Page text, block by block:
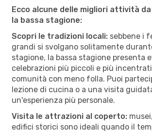
Ecco alcune delle migliori attività
la bassa stagione:
Scopri le tradizioni locali: sebbene i
grandi si svolgano solitamente
stagione, la bassa stagione presenta
celebrazioni più piccoli e più
comunità con meno folla. Puoi
lezione di cucina o a una visita
un'esperienza più personale.
Visita le attrazioni al coperto:
edifici storici sono ideali quando il